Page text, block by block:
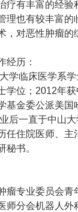
疗有丰富的经验
理也有较丰富的
，对恶性肿瘤的
经历：
学临床医学系
学位；2012年
基金委公派美国
后一直于中山
任住院医师、主
秘书。
瘤专业委员会青
师分会机器人外